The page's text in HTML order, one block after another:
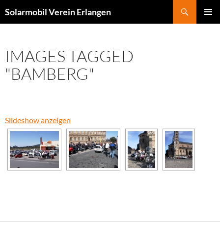
Inhalt
Solarmobil Verein Erlangen
IMAGES TAGGED
"BAMBERG"
Slideshow anzeigen